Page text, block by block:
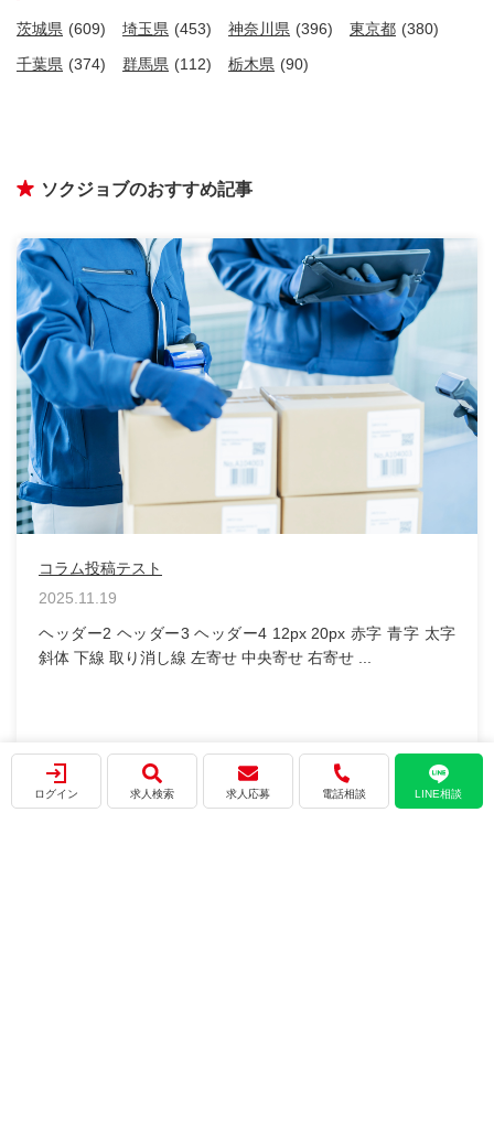
茨城県 (609) 埼玉県 (453) 神奈川県 (396) 東京都 (380)
千葉県 (374) 群馬県 (112) 栃木県 (90)
ソクジョブのおすすめ記事
2025.12.19
ログイン 求人検索 求人応募 電話相談 LINE相談